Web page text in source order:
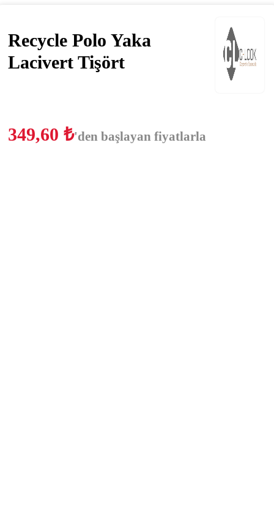
Recycle Polo Yaka
Lacivert Tişört
349,60 ₺'den başlayan fiyatlarla